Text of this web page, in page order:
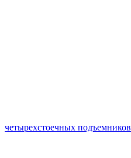
четырехстоечных подъемников